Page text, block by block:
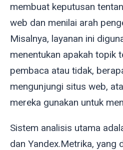
membuat keputusan
web dan menilai arah
Misalnya, layanan ini
menentukan apakah topik
pembaca atau tidak,
mengunjungi situs web,
mereka gunakan untuk
Sistem analisis utama
dan Yandex.Metrika, yang